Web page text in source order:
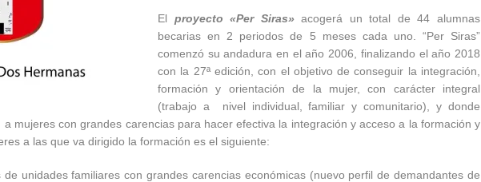
El proyecto «Per Siras»acogerá un total de 44 alumnas
becarias en 2 periodos de 5 meses cada uno. “Per Siras”
comenzó su andadura en el año 2006, finalizando el año 2018
con la 27ª edición, con el objetivo de conseguir la integración,
formación y orientación de la mujer, con carácter integral
(trabajo a nivel individual, familiar y comunitario), y donde
mujeres con grandes carencias para hacer efectiva la integración y acceso a la formación y
a las que va dirigido la formación es el siguiente:
de unidades familiares con grandes carencias económicas (nuevo perfil de demandantes de